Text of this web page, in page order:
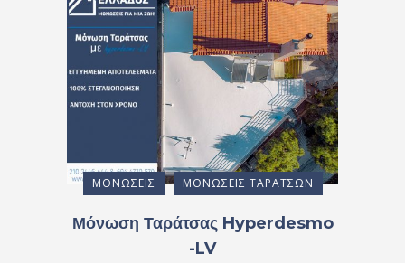
ΜΟΝΏΣΕΙΣ ΜΟΝΏΣΕΙΣ ΤΑΡΑΤΣΏΝ
Μόνωση Ταράτσας Hyperdesmo
-LV